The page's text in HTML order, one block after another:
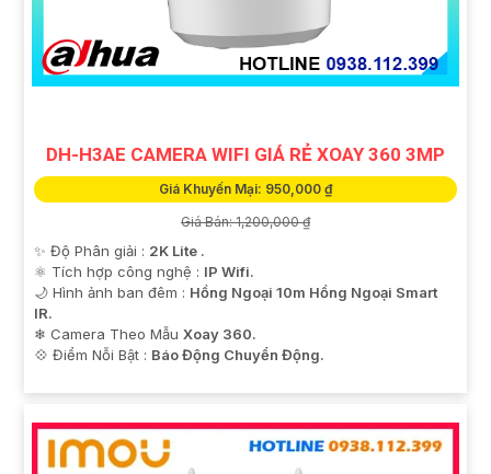
DH-H3AE CAMERA WIFI GIÁ RẺ XOAY 360 3MP
Giá Khuyến Mại: 950,000 ₫
Giá Bán: 1,200,000 ₫
✨ Độ Phân giải : 2K Lite .
⚛️ Tích hợp công nghệ : IP Wifi.
🌙 Hình ảnh ban đêm : Hồng Ngoại 10m Hồng Ngoại Smart
IR.
❄ Camera Theo Mẫu Xoay 360.
️💠 Điểm Nỗi Bật : Báo Động Chuyển Động.